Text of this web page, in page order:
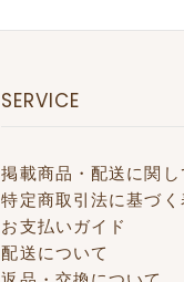
SERVICE
掲載商品・配送に関し
特定商取引法に基づく
お支払いガイド
配送について